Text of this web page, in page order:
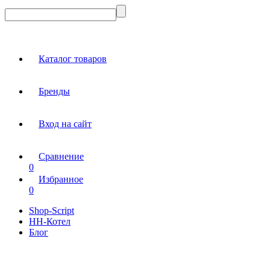
Каталог товаров
Бренды
Вход на сайт
Сравнение
0
Избранное
0
Shop-Script
НН-Котел
Блог